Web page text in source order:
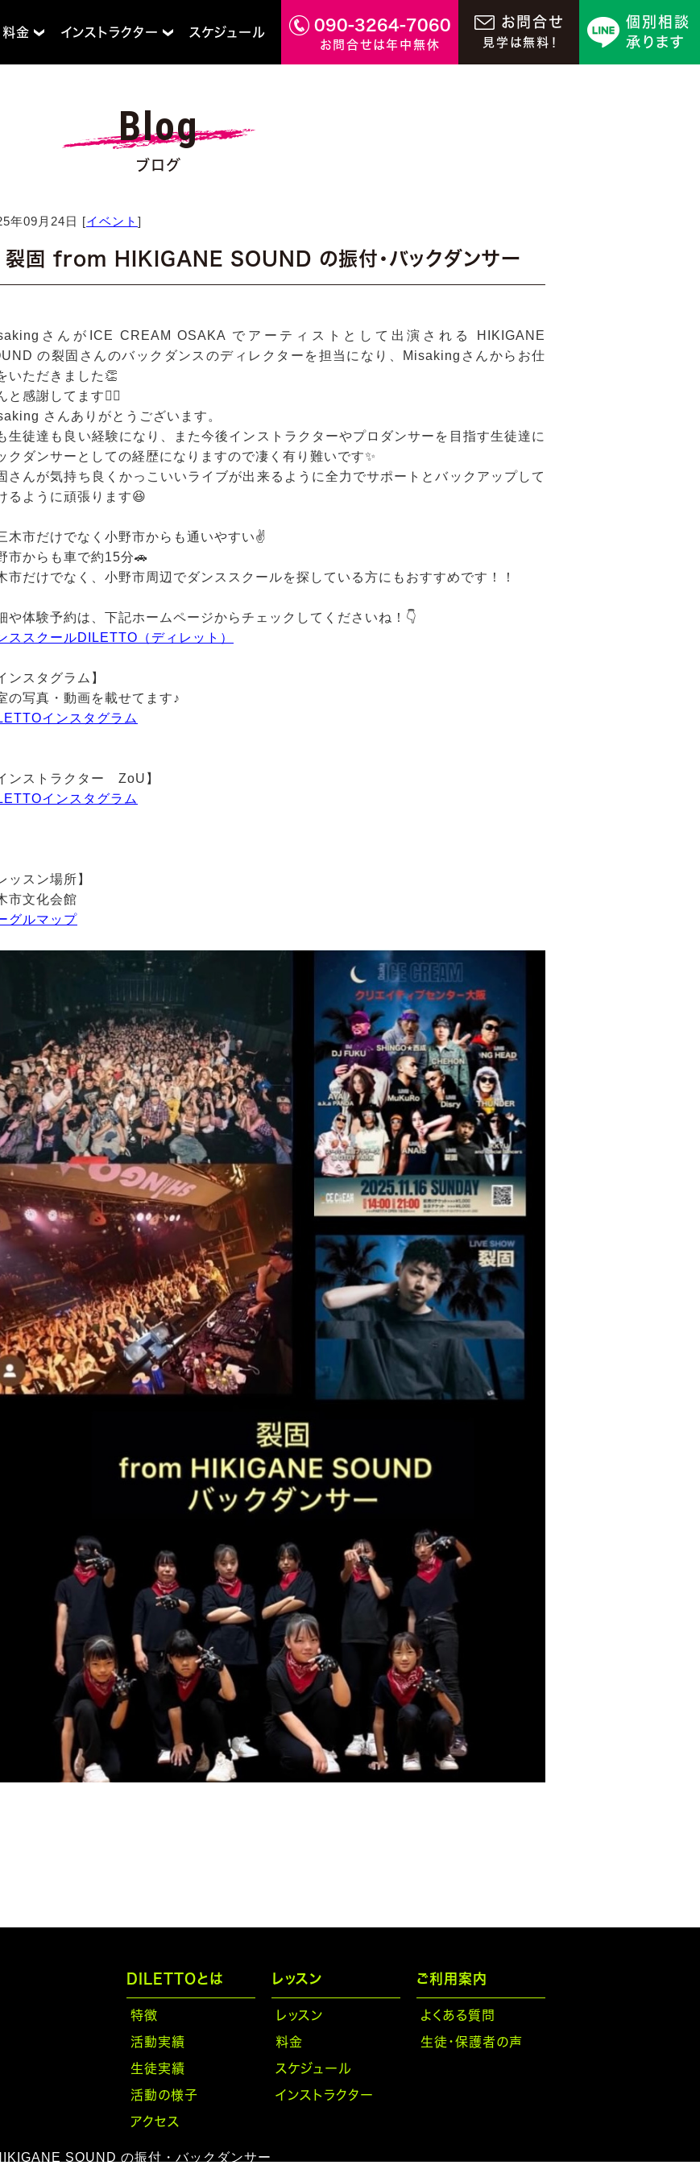
料金 インストラクター スケジュール 090-3264-7060
お問合せは年中無休
お問合せ
見学は無料！
個別相談
承ります
Blog
ブログ
年09月24日 [イベント ]
裂固 from HIKIGANE SOUND の振付・バックダンサー
さんがICE CREAM OSAKA でアーティストとして出演される HIKIGANE
の裂固さんのバックダンスのディレクターを担当になり、Misakingさんからお仕
いただきました👏
と感謝してます🙇‍♂️
さんありがとうございます。
生徒達も良い経験になり、また今後インストラクターやプロダンサーを目指す生徒達に
クダンサーとしての経歴になりますので凄く有り難いです✨
さんが気持ち良くかっこいいライブが出来るように全力でサポートとバックアップして
るように頑張ります😆
木市だけでなく小野市からも通いやすい✌️
市からも車で約15分🚗
市だけでなく、小野市周辺でダンススクールを探している方にもおすすめです！！
や体験予約は、下記ホームページからチェックしてくださいね！👇
ススクールDILETTO（ディレット）
ンスタグラム】
の写真・動画を載せてます♪
インスタグラム
ンストラクター ZoU】
インスタグラム
ッスン場所】
市文化会館
グルマップ
DILETTOとは
特徴
活動実績
生徒実績
活動の様子
アクセス
レッスン
レッスン
料金
スケジュール
インストラクター
ご利用案内
よくある質問
生徒・保護者の声
SOUND の振付・バックダンサー